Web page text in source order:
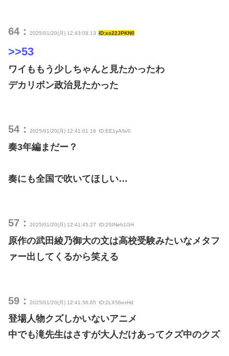
64： 2025/01/20(月) 12:43:09.13 ID:xs22JPKN0
>>53
ワイももう少しちゃんと見たかったわ
デカリボン政治見たかった
54： 2025/01/20(月) 12:41:01.16 ID:EE1yA/b/0
奏3年編まだー？
奏にも全国で吹いてほしい…
57： 2025/01/20(月) 12:41:45.27 ID:2SINeh1GH
原作の武田綾乃御大の文は高校受験みたいなメタフ
ァー出してくるから笑える
59： 2025/01/20(月) 12:41:56.65 ID:2LX56exHd
登場人物クズしかいないアニメ
中でも滝先生はさすが大人だけあってクズ中のクズ